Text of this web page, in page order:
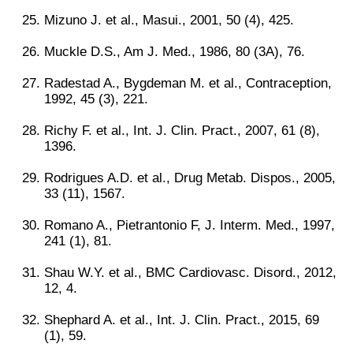
Mizuno J. et al., Masui., 2001, 50 (4), 425.
Muckle D.S., Am J. Med., 1986, 80 (3A), 76.
Radestad A., Bygdeman M. et al., Contraception,
1992, 45 (3), 221.
Richy F. et al., Int. J. Clin. Pract., 2007, 61 (8),
1396.
Rodrigues A.D. et al., Drug Metab. Dispos., 2005,
33 (11), 1567.
Romano A., Pietrantonio F, J. Interm. Med., 1997,
241 (1), 81.
Shau W.Y. et al., BMC Cardiovasc. Disord., 2012,
12, 4.
Shephard A. et al., Int. J. Clin. Pract., 2015, 69
(1), 59.